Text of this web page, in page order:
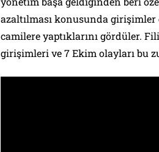
azaltılması konusunda
camilere yaptıklarını gördüler.
girişimleri ve 7 Ekim olayları bu